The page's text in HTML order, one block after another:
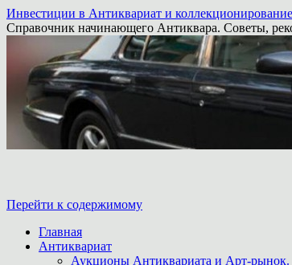
Инвестиции в Антиквариат и
Справочник начинающего Антиквара. Советы,
Перейти к содержимому
Главная
Антиквариат
Аукционы Антиквариата и Арт-рынок.